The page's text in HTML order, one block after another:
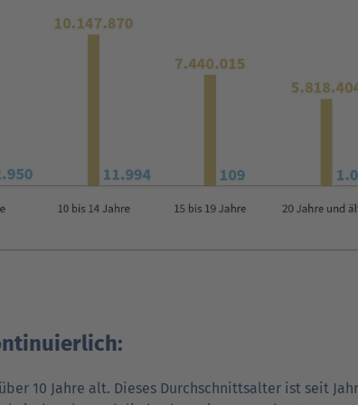
10 Jahre alt. Dieses Durchschnittsalter ist seit